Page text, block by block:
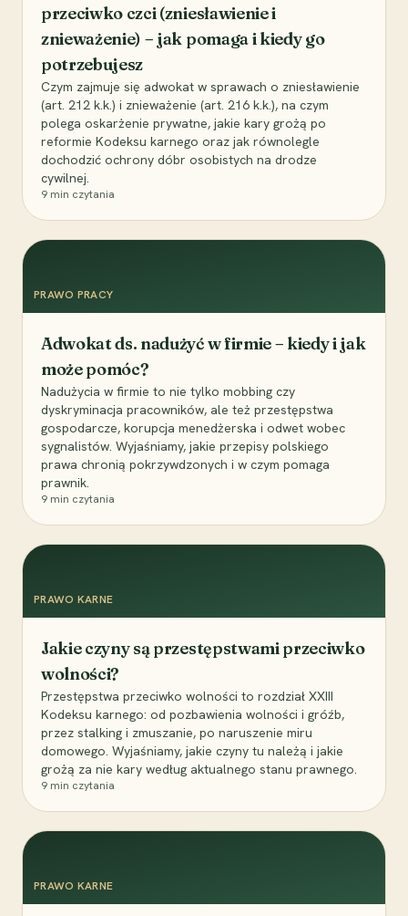
przeciwko czci (zniesławienie i
znieważenie) – jak pomaga i kiedy go
potrzebujesz
Czym zajmuje się adwokat w sprawach o zniesławienie
(art. 212 k.k.) i znieważenie (art. 216 k.k.), na czym
polega oskarżenie prywatne, jakie kary grożą po
reformie Kodeksu karnego oraz jak równolegle
dochodzić ochrony dóbr osobistych na drodze
cywilnej.
9 min czytania
PRAWO PRACY
Adwokat ds. nadużyć w firmie – kiedy i jak
może pomóc?
Nadużycia w firmie to nie tylko mobbing czy
dyskryminacja pracowników, ale też przestępstwa
gospodarcze, korupcja menedżerska i odwet wobec
sygnalistów. Wyjaśniamy, jakie przepisy polskiego
prawa chronią pokrzywdzonych i w czym pomaga
prawnik.
9 min czytania
PRAWO KARNE
Jakie czyny są przestępstwami przeciwko
wolności?
Przestępstwa przeciwko wolności to rozdział XXIII
Kodeksu karnego: od pozbawienia wolności i gróźb,
przez stalking i zmuszanie, po naruszenie miru
domowego. Wyjaśniamy, jakie czyny tu należą i jakie
grożą za nie kary według aktualnego stanu prawnego.
9 min czytania
PRAWO KARNE